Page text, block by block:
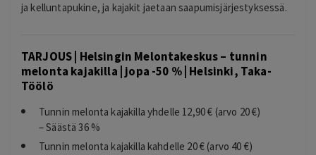
ja kelluntapukine, ja kajakit jaetaan saapumisjärjestyksessä.
TARJOUS | Helsingin Melontakeskus – tunnin
melonta kajakilla | jopa -50 % | Helsinki, Taka-
Töölö
Tunnin melonta kajakilla yhdelle 12,90 € (arvo 20 €)
– Säästä 36 %
Tunnin melonta kajakilla kahdelle 20 € (arvo 40 €)